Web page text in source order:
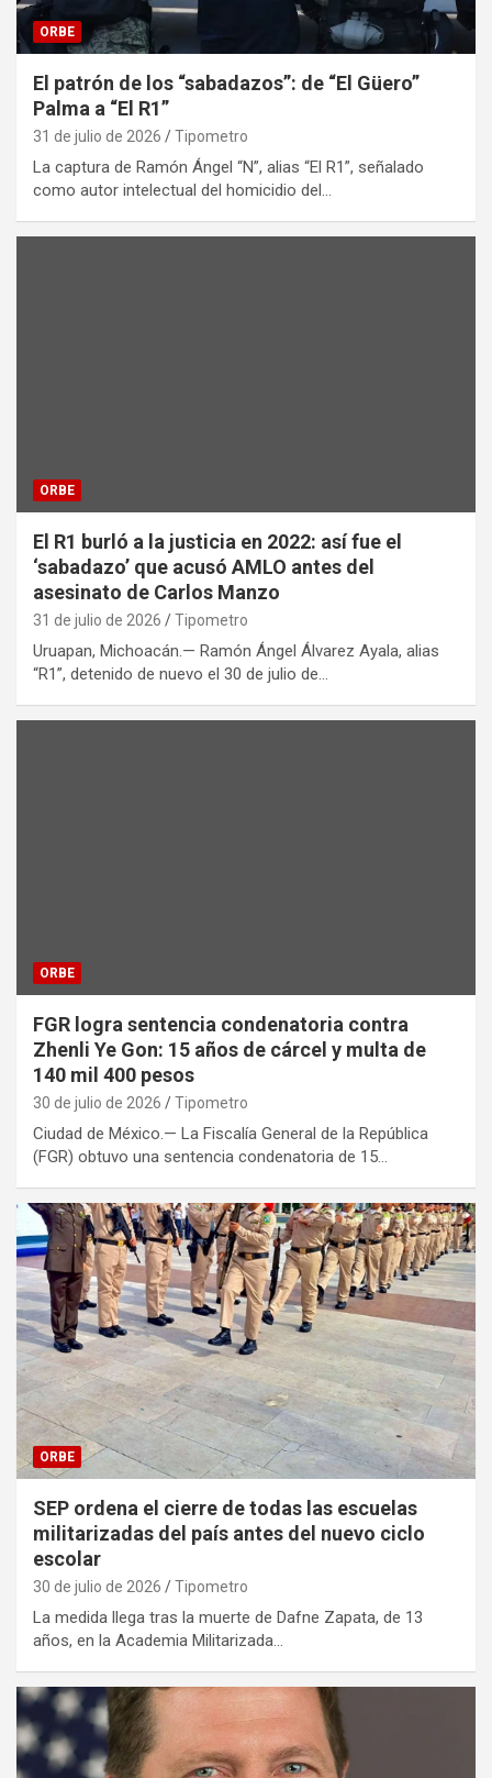
ORBE
El patrón de los “sabadazos”: de “El Güero”
Palma a “El R1”
31 de julio de 2026 Tipometro
La captura de Ramón Ángel “N”, alias “El R1”, señalado
como autor intelectual del homicidio del…
ORBE
El R1 burló a la justicia en 2022: así fue el
‘sabadazo’ que acusó AMLO antes del
asesinato de Carlos Manzo
31 de julio de 2026 Tipometro
Uruapan, Michoacán.— Ramón Ángel Álvarez Ayala, alias
“R1”, detenido de nuevo el 30 de julio de…
ORBE
FGR logra sentencia condenatoria contra
Zhenli Ye Gon: 15 años de cárcel y multa de
140 mil 400 pesos
30 de julio de 2026 Tipometro
Ciudad de México.— La Fiscalía General de la República
(FGR) obtuvo una sentencia condenatoria de 15…
ORBE
SEP ordena el cierre de todas las escuelas
militarizadas del país antes del nuevo ciclo
escolar
30 de julio de 2026 Tipometro
La medida llega tras la muerte de Dafne Zapata, de 13
años, en la Academia Militarizada…